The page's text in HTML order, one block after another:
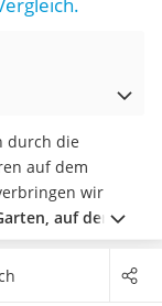
durch die
auf dem
wir
auf der
können Sie es